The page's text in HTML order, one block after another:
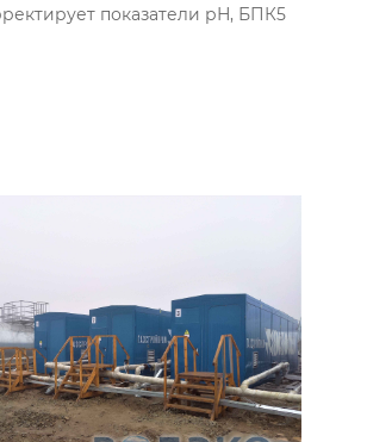
показатели рН, БПК5